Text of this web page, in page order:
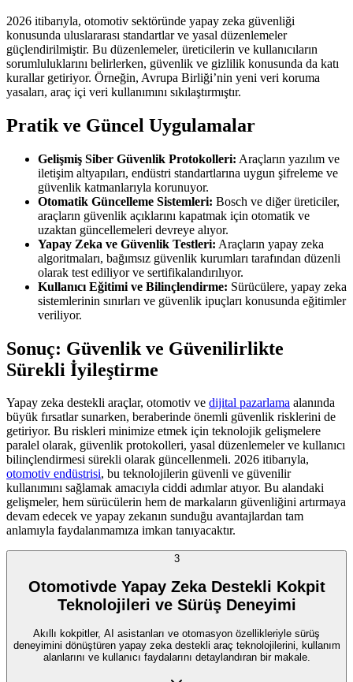
2026 itibarıyla, otomotiv sektöründe yapay zeka güvenliği
konusunda uluslararası standartlar ve yasal düzenlemeler
güçlendirilmiştir. Bu düzenlemeler, üreticilerin ve kullanıcıların
sorumluluklarını belirlerken, güvenlik ve gizlilik konusunda da katı
kurallar getiriyor. Örneğin, Avrupa Birliği’nin yeni veri koruma
yasaları, araç içi veri kullanımını sıkılaştırmıştır.
Pratik ve Güncel Uygulamalar
Gelişmiş Siber Güvenlik Protokolleri: Araçların yazılım ve
iletişim altyapıları, endüstri standartlarına uygun şifreleme ve
güvenlik katmanlarıyla korunuyor.
Otomatik Güncelleme Sistemleri: Bosch ve diğer üreticiler,
araçların güvenlik açıklarını kapatmak için otomatik ve
uzaktan güncellemeleri devreye alıyor.
Yapay Zeka ve Güvenlik Testleri: Araçların yapay zeka
algoritmaları, bağımsız güvenlik kurumları tarafından düzenli
olarak test ediliyor ve sertifikalandırılıyor.
Kullanıcı Eğitimi ve Bilinçlendirme: Sürücülere, yapay zeka
sistemlerinin sınırları ve güvenlik ipuçları konusunda eğitimler
veriliyor.
Sonuç: Güvenlik ve Güvenilirlikte
Sürekli İyileştirme
Yapay zeka destekli araçlar, otomotiv ve dijital pazarlama alanında
büyük fırsatlar sunarken, beraberinde önemli güvenlik risklerini de
getiriyor. Bu riskleri minimize etmek için teknolojik gelişmelere
paralel olarak, güvenlik protokolleri, yasal düzenlemeler ve kullanıcı
bilinçlendirmesi sürekli olarak güncellenmeli. 2026 itibarıyla,
otomotiv endüstrisi, bu teknolojilerin güvenli ve güvenilir
kullanımını sağlamak amacıyla ciddi adımlar atıyor. Bu alandaki
gelişmeler, hem sürücülerin hem de markaların güvenliğini artırmaya
devam edecek ve yapay zekanın sunduğu avantajlardan tam
anlamıyla faydalanmamıza imkan tanıyacaktır.
3
Otomotivde Yapay Zeka Destekli Kokpit
Teknolojileri ve Sürüş Deneyimi
Akıllı kokpitler, AI asistanları ve otomasyon özellikleriyle sürüş
deneyimini dönüştüren yapay zeka destekli araç teknolojilerini, kullanım
alanlarını ve kullanıcı faydalarını detaylandıran bir makale.